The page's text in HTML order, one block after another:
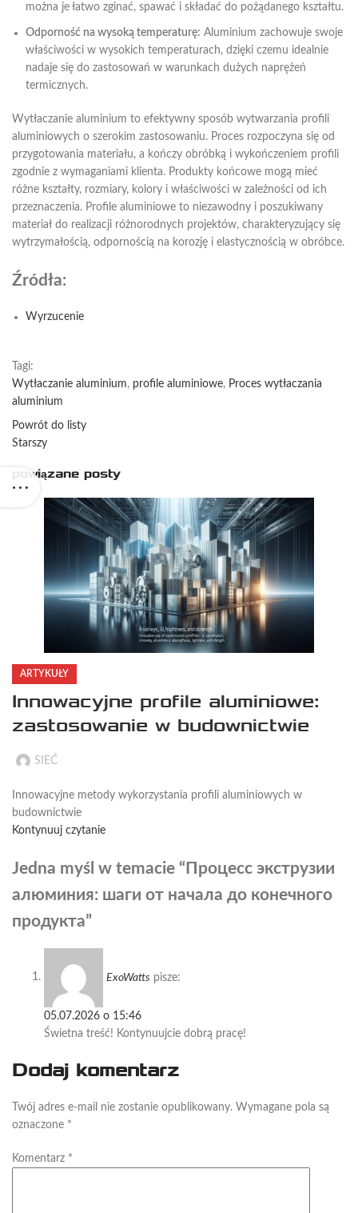
można je łatwo zginać, spawać i składać do pożądanego kształtu.
Odporność na wysoką temperaturę: Aluminium zachowuje swoje
właściwości w wysokich temperaturach, dzięki czemu idealnie
nadaje się do zastosowań w warunkach dużych naprężeń
termicznych.
Wytłaczanie aluminium to efektywny sposób wytwarzania profili
aluminiowych o szerokim zastosowaniu. Proces rozpoczyna się od
przygotowania materiału, a kończy obróbką i wykończeniem profili
zgodnie z wymaganiami klienta. Produkty końcowe mogą mieć
różne kształty, rozmiary, kolory i właściwości w zależności od ich
przeznaczenia. Profile aluminiowe to niezawodny i poszukiwany
materiał do realizacji różnorodnych projektów, charakteryzujący się
wytrzymałością, odpornością na korozję i elastycznością w obróbce.
Źródła:
Wyrzucenie
Tagi:
Wytłaczanie aluminium, profile aluminiowe, Proces wytłaczania
aluminium
Powrót do listy
Starszy
powiązane posty
ARTYKUŁY
Innowacyjne profile aluminiowe:
zastosowanie w budownictwie
SIEĆ
Innowacyjne metody wykorzystania profili aluminiowych w
budownictwie
Kontynuuj czytanie
Jedna myśl w temacie “ Процесс экструзии
алюминия: шаги от начала до конечного
продукта”
ExoWatts pisze:
05.07.2026 o 15:46
Świetna treść! Kontynuujcie dobrą pracę!
Dodaj komentarz
Twój adres e-mail nie zostanie opublikowany. Wymagane pola są
oznaczone *
Komentarz *